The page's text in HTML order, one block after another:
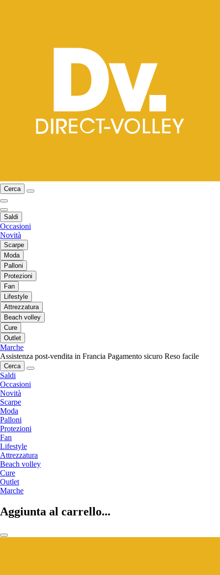
Cerca
Saldi
Occasioni
Novità
Scarpe
Moda
Palloni
Protezioni
Fan
Lifestyle
Attrezzatura
Beach volley
Cure
Outlet
Marche
Assistenza post-vendita in Francia Pagamento sicuro Reso facile
Cerca
Saldi
Occasioni
Novità
Scarpe
Moda
Palloni
Protezioni
Fan
Lifestyle
Attrezzatura
Beach volley
Cure
Outlet
Marche
Aggiunta al carrello...